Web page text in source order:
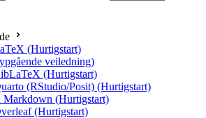
(Hurtigstart)
veiledning)
(Hurtigstart)
(RStudio/Posit) (Hurtigstart)
Markdown (Hurtigstart)
(Hurtigstart)